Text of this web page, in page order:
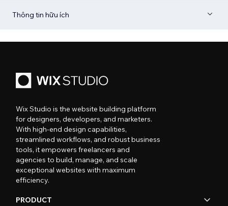
Thông tin hữu ích
Wix Studio is the website building platform
for designers, developers, and marketers.
With high-end design capabilities,
streamlined workflows, and robust business
tools, it empowers freelancers and
agencies to build, manage, and scale
exceptional websites with maximum
efficiency.
PRODUCT